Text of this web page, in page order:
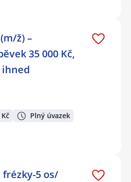
ž) –
35 000 Kč,
Plný úvazek
frézky-5 os/